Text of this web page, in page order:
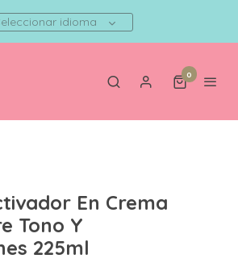
idioma
0
En Crema
Tono Y
225ml